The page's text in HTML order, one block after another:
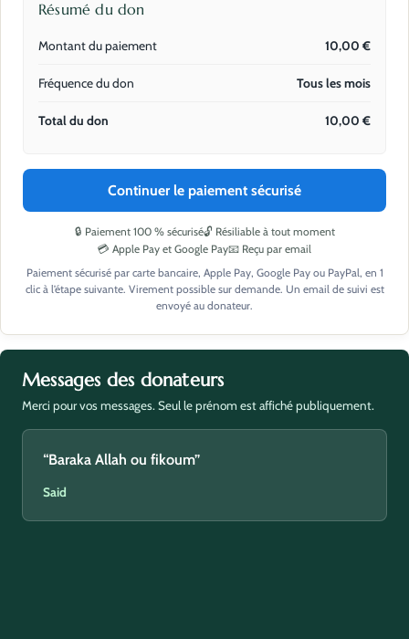
Résumé du don
Montant du paiement 10,00 €
Fréquence du don Tous les mois
Total du don 10,00 €
Continuer le paiement sécurisé
🔒 Paiement 100 % sécurisé🔓 Résiliable à tout moment
💳 Apple Pay et Google Pay📧 Reçu par email
Paiement sécurisé par carte bancaire, Apple Pay, Google Pay ou PayPal, en 1
clic à l’étape suivante. Virement possible sur demande. Un email de suivi est
envoyé au donateur.
Messages des donateurs
Merci pour vos messages. Seul le prénom est affiché publiquement.
“Baraka Allah ou fikoum”
Said